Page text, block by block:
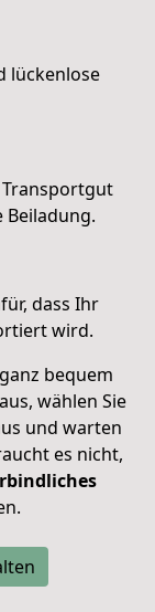
lückenlose
Transportgut
Beiladung.
dass Ihr
wird.
bequem
aus, wählen Sie
und warten
es nicht,